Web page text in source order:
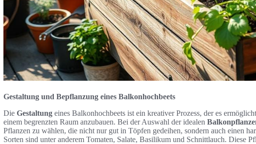
Gestaltung und Bepflanzung eines Balkonhochbeets
Die Gestaltung eines Balkonhochbeets ist ein kreativer Prozess, der es
einem begrenzten Raum anzubauen. Bei der Auswahl der idealen
Pflanzen zu wählen, die nicht nur gut in Töpfen gedeihen, sondern auch einen
Sorten sind unter anderem Tomaten, Salate, Basilikum und Schnittlauch. Diese